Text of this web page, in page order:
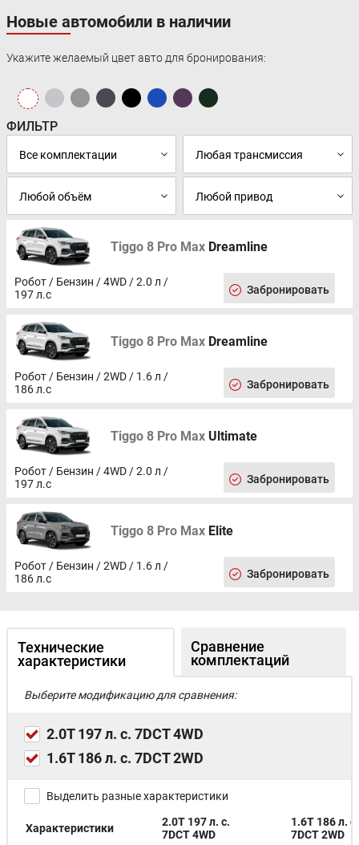
Новые автомобили в наличии
Укажите желаемый цвет авто для бронирования:
ФИЛЬТР
Tiggo 8 Pro Max Dreamline
Робот / Бензин / 4WD / 2.0 л /
197 л.с
Забронировать
Tiggo 8 Pro Max Dreamline
Робот / Бензин / 2WD / 1.6 л /
186 л.с
Забронировать
Tiggo 8 Pro Max Ultimate
Робот / Бензин / 4WD / 2.0 л /
197 л.с
Забронировать
Tiggo 8 Pro Max Elite
Робот / Бензин / 2WD / 1.6 л /
186 л.с
Забронировать
Технические
характеристики
Сравнение
комплектаций
Выберите модификацию для сравнения:
2.0T 197 л. с. 7DCT 4WD
1.6T 186 л. с. 7DCT 2WD
Выделить разные характеристики
Характеристики
2.0T 197 л. с.
7DCT 4WD
1.6T 186 л. с.
7DCT 2WD